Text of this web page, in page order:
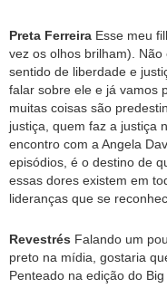
Preta Ferreira Esse meu
vez os olhos brilham).
sentido de liberdade e
falar sobre ele e já vamos
muitas coisas são
justiça, quem faz a justiça
encontro com a Angela
episódios, é o destino de
essas dores existem em
lideranças que se
Revestrés Falando um
preto na mídia, gostaria
Penteado na edição do